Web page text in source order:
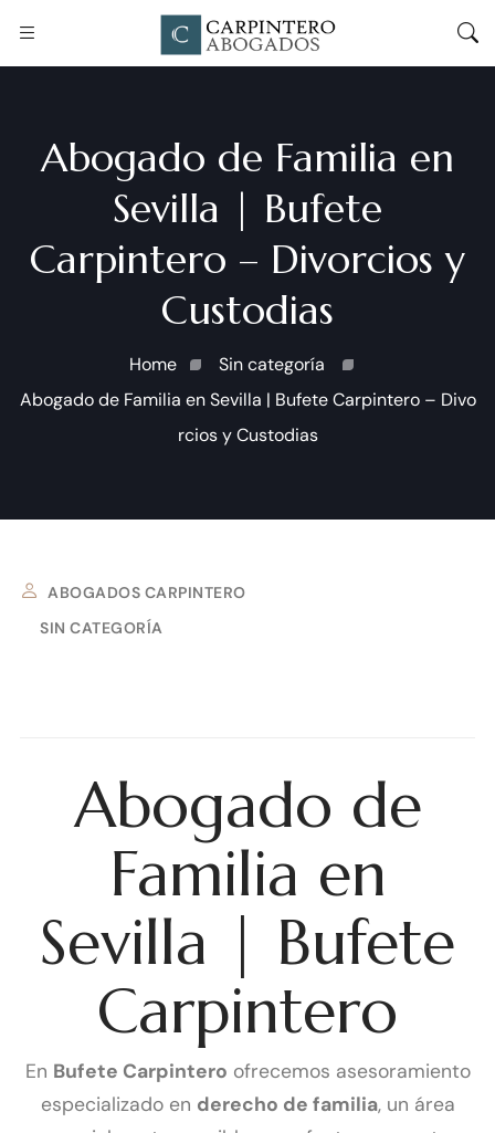
Abogado de Familia en
Sevilla | Bufete
Carpintero – Divorcios y
Custodias
Home
Sin categoría
Abogado de Familia en Sevilla | Bufete Carpintero – Divo
rcios y Custodias
ABOGADOS CARPINTERO
SIN CATEGORÍA
Abogado de
Familia en
Sevilla | Bufete
Carpintero
En Bufete Carpintero ofrecemos asesoramiento
especializado en derecho de familia, un área